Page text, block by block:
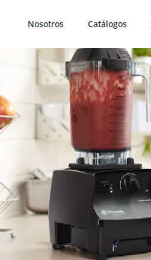
Nosotros Catálogos